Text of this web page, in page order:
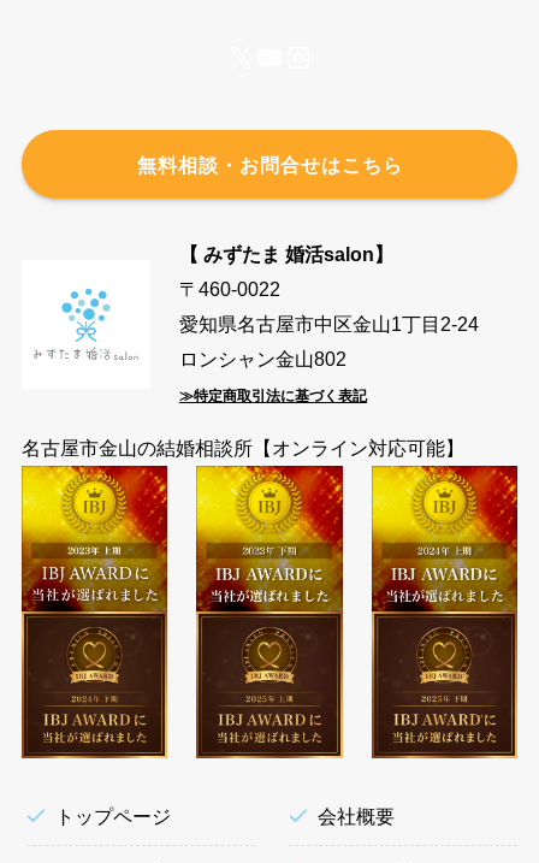
無料相談・お問合せはこちら
【 みずたま 婚活salon】
〒460-0022
愛知県名古屋市中区金山1丁目2-24
ロンシャン金山802
≫特定商取引法に基づく表記
名古屋市金山の結婚相談所【オンライン対応可能】
トップページ 会社概要